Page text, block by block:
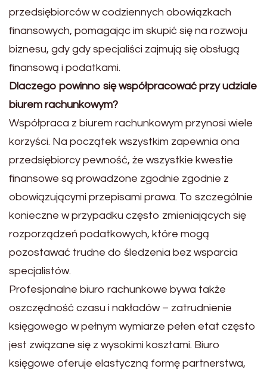
przedsiębiorców w codziennych obowiązkach
finansowych, pomagając im skupić się na rozwoju
biznesu, gdy gdy specjaliści zajmują się obsługą
finansową i podatkami.
Dlaczego powinno się współpracować przy udziale
biurem rachunkowym?
Współpraca z biurem rachunkowym przynosi wiele
korzyści. Na początek wszystkim zapewnia ona
przedsiębiorcy pewność, że wszystkie kwestie
finansowe są prowadzone zgodnie zgodnie z
obowiązującymi przepisami prawa. To szczególnie
konieczne w przypadku często zmieniających się
rozporządzeń podatkowych, które mogą
pozostawać trudne do śledzenia bez wsparcia
specjalistów.
Profesjonalne biuro rachunkowe bywa także
oszczędność czasu i nakładów – zatrudnienie
księgowego w pełnym wymiarze pełen etat często
jest związane się z wysokimi kosztami. Biuro
księgowe oferuje elastyczną formę partnerstwa,